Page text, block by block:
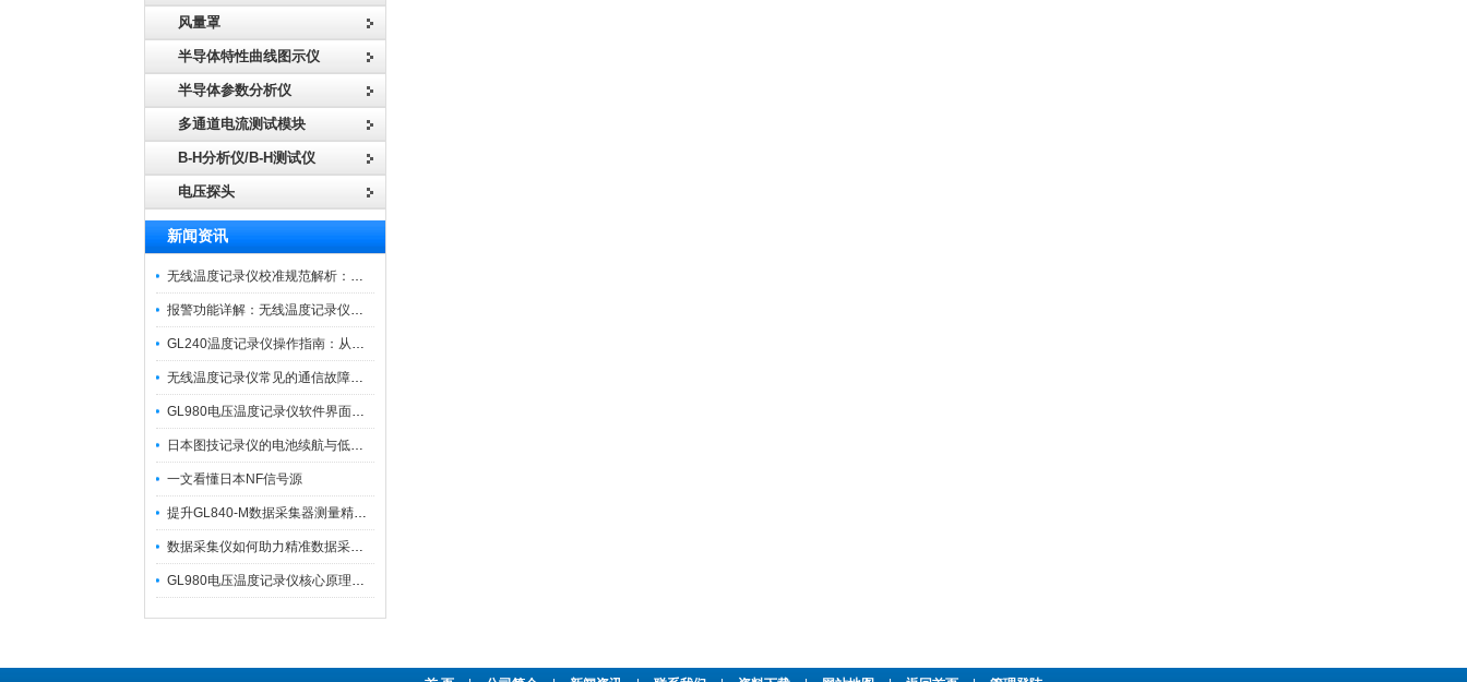
风量罩
半导体特性曲线图示仪
半导体参数分析仪
多通道电流测试模块
B-H分析仪/B-H测试仪
电压探头
新闻资讯
无线温度记录仪校准规范解析：从多点比对到不确定度评定的实操流程
报警功能详解：无线温度记录仪的阈值设定与通知机制
GL240温度记录仪操作指南：从开箱、接线到数据导出的标准化流程
无线温度记录仪常见的通信故障诊断与排除指南
GL980电压温度记录仪软件界面功能与使用技巧
日本图技记录仪的电池续航与低功耗模式适用场景分析
一文看懂日本NF信号源
提升GL840-M数据采集器测量精度的操作秘籍
数据采集仪如何助力精准数据采集与分析？​
GL980电压温度记录仪核心原理及行业应用